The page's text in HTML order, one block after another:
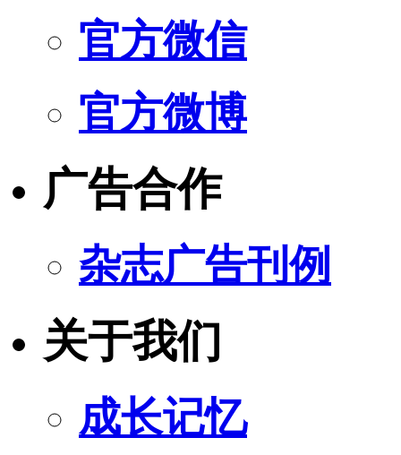
官方微信
官方微博
广告合作
杂志广告刊例
关于我们
成长记忆